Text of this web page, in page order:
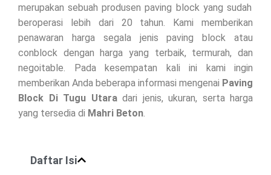
merupakan sebuah produsen paving block yang sudah
beroperasi lebih dari 20 tahun. Kami memberikan
penawaran harga segala jenis paving block atau
conblock dengan harga yang terbaik, termurah, dan
negoitable. Pada kesempatan kali ini kami ingin
memberikan Anda beberapa informasi mengenai Paving
Block Di Tugu Utara dari jenis, ukuran, serta harga
yang tersedia di Mahri Beton.
Daftar Isi